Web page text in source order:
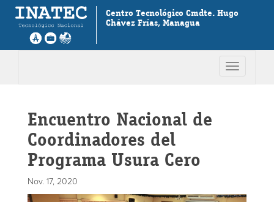
Centro Tecnológico Cmdte. Hugo
Chávez Frías, Managua
Toggle
Encuentro Nacional de
Coordinadores del
Programa Usura Cero
Nov. 17, 2020